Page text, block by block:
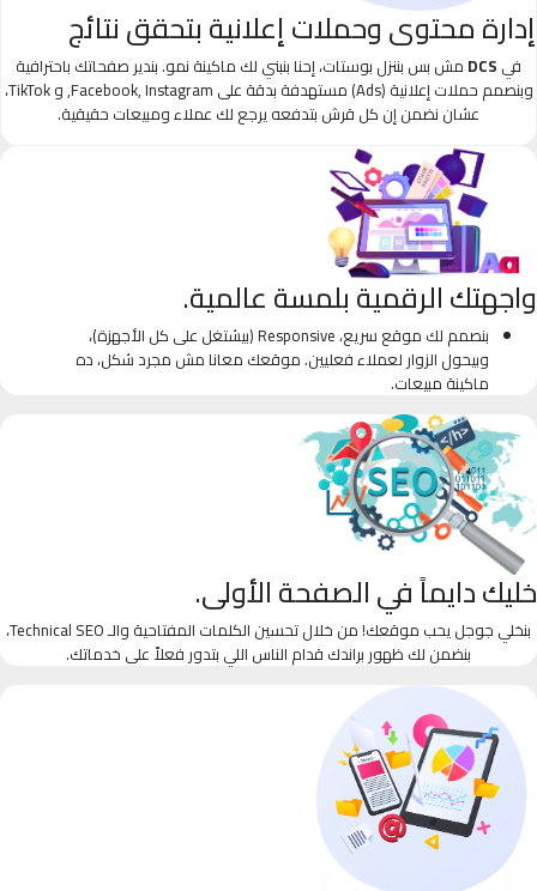
إدارة محتوى وحملات إعلانية بتحقق نتائج
في DCS مش بس بننزل بوستات، إحنا بنبني لك ماكينة نمو. بندير صفحاتك باحترافية
وبنصمم حملات إعلانية (Ads) مستهدفة بدقة على Facebook, Instagram, و TikTok،
عشان نضمن إن كل قرش بتدفعه يرجع لك عملاء ومبيعات حقيقية.
واجهتك الرقمية بلمسة عالمية.
بنصمم لك موقع سريع، Responsive (بيشتغل على كل الأجهزة)،
وبيحول الزوار لعملاء فعليين. موقعك معانا مش مجرد شكل، ده
ماكينة مبيعات.
خليك دايماً في الصفحة الأولى.
بنخلي جوجل يحب موقعك! من خلال تحسين الكلمات المفتاحية والـ Technical SEO،
بنضمن لك ظهور براندك قدام الناس اللي بتدور فعلاً على خدماتك.